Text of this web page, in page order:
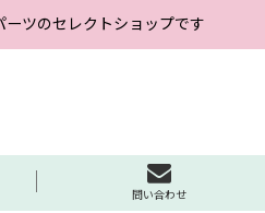
ーツのセレクトショップです
問い合わせ